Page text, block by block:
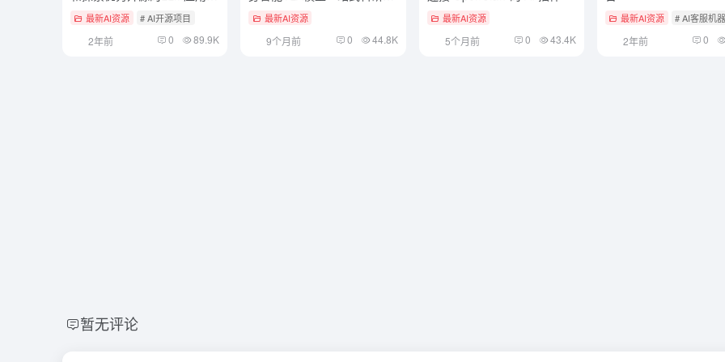
序，一行命令快速部署
最新AI资源 # AI开源项目
2年前 0 89.9K
务平台
最新AI资源
9个月前 0 44.8K
最新AI资源
5个月前 0 43.4K
最新AI资源 # AI客服机
2年前 0
暂无评论